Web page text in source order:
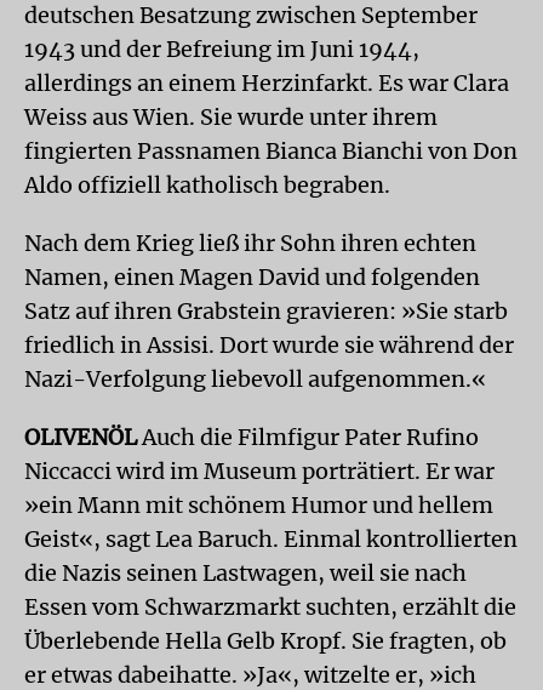
deutschen Besatzung zwischen September
1943 und der Befreiung im Juni 1944,
allerdings an einem Herzinfarkt. Es war Clara
Weiss aus Wien. Sie wurde unter ihrem
fingierten Passnamen Bianca Bianchi von Don
Aldo offiziell katholisch begraben.
Nach dem Krieg ließ ihr Sohn ihren echten
Namen, einen Magen David und folgenden
Satz auf ihren Grabstein gravieren: »Sie starb
friedlich in Assisi. Dort wurde sie während der
Nazi-Verfolgung liebevoll aufgenommen.«
OLIVENÖLAuch die Filmfigur Pater Rufino
Niccacci wird im Museum porträtiert. Er war
»ein Mann mit schönem Humor und hellem
Geist«, sagt Lea Baruch. Einmal kontrollierten
die Nazis seinen Lastwagen, weil sie nach
Essen vom Schwarzmarkt suchten, erzählt die
Überlebende Hella Gelb Kropf. Sie fragten, ob
er etwas dabeihatte. »Ja«, witzelte er, »ich